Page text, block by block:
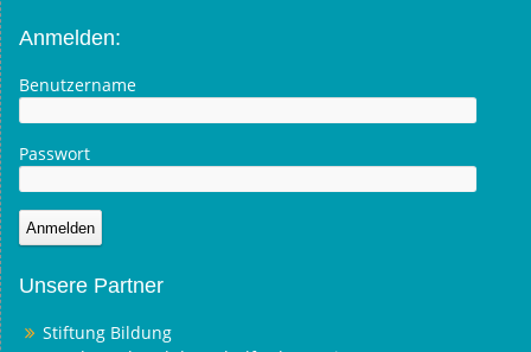
Anmelden:
Benutzername
Passwort
Unsere Partner
Stiftung Bildung